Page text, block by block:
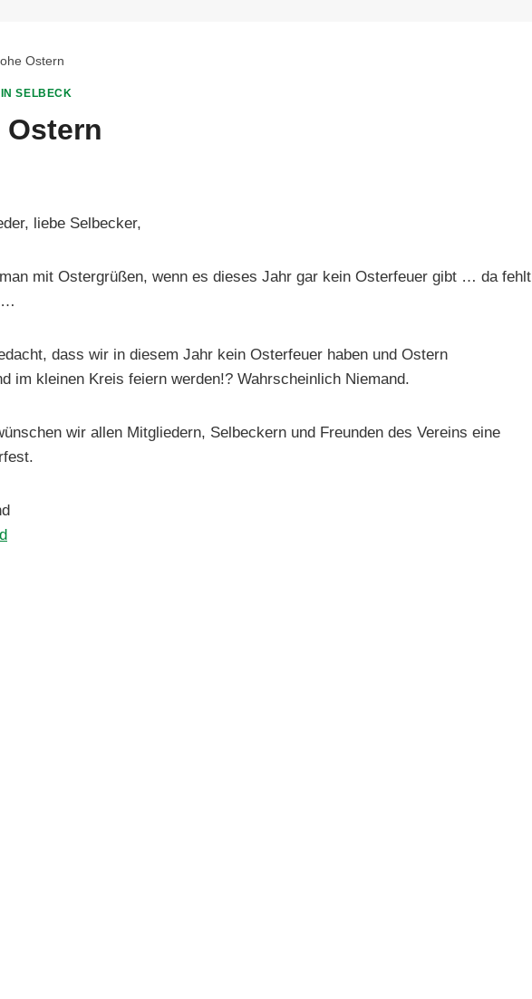
Ostern
SELBECK
Ostern
liebe Selbecker,
mit Ostergrüßen, wenn es dieses Jahr gar kein Osterfeuer gibt … da fehlt
…
dass wir in diesem Jahr kein Osterfeuer haben und Ostern
im kleinen Kreis feiern werden!? Wahrscheinlich Niemand.
wir allen Mitgliedern, Selbeckern und Freunden des Vereins eine